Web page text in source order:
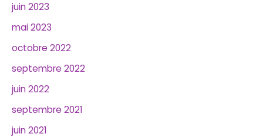
juin 2023
mai 2023
octobre 2022
septembre 2022
juin 2022
septembre 2021
juin 2021